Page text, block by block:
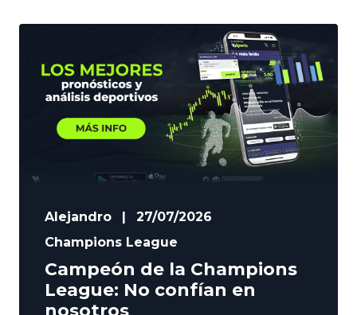
Alejandro
27/07/2026
Champions League
Campeón de la Champions
League: No confían en
nosotros